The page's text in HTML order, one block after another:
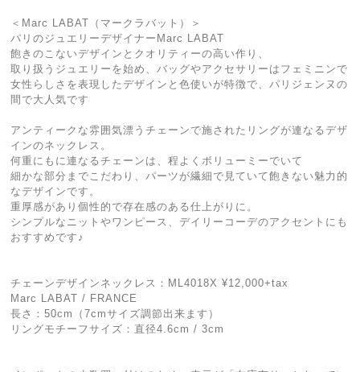
＜Marc LABAT（マークラバット）＞
パリのジュエリーデザイナーMarc LABAT
飽きのこないデザインとクオリティーの高い作り、
取り扱うジュエリーを始め、バッグやアクセサリーはフェミニンで
女性らしさを表現したデザインと色使いが特徴で、パリジェンヌの
間で大人気です
アンティークな雰囲気漂うチェーンで施されたリングが連なるデザ
インのネックレス。
何重にもに連なるチェーンは、程よくボリューミーでいて
細かな部分までこだわり、パーツが繊細で見ていて飽きない魅力的
なデザインです。
重厚感があり個性的で存在感のある仕上がりに。
シンプルなニットやワンピース、デイリーコーデのアクセントにも
おすすめです♪
チェーンデザインネックレス：ML4018X ¥12,000+tax
Marc LABAT / FRANCE
長さ：50cm（7cmサイズ調節出来ます）
リングモチーフサイズ：直径4.6cm / 3cm